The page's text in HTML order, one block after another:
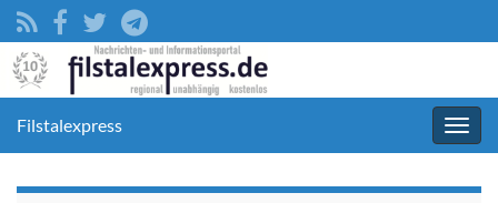
Filstalexpress